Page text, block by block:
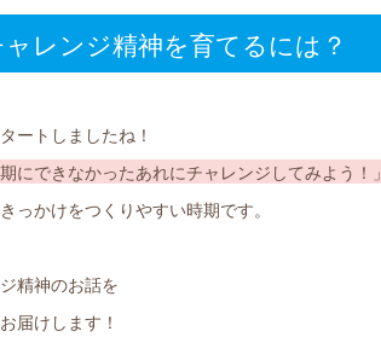
レンジ精神を育てるには？
ートしましたね！
期にできなかったあれにチャレンジしてみよう！」
っかけをつくりやすい時期です。
精神のお話を
届けします！